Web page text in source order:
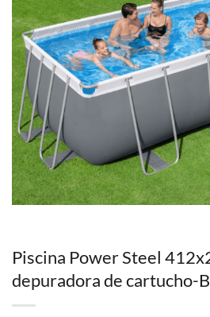
Piscina Power Steel
depuradora de cartucho-